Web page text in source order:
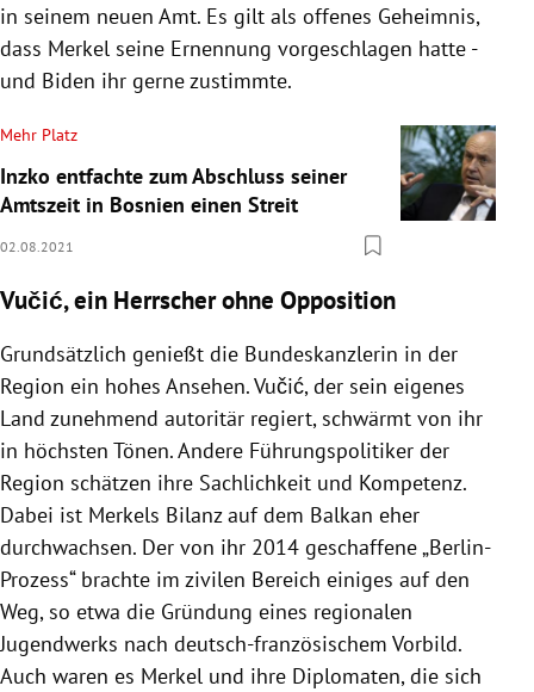
in seinem neuen Amt. Es gilt als offenes Geheimnis,
dass Merkel seine Ernennung vorgeschlagen hatte -
und Biden ihr gerne zustimmte.
Mehr Platz
Inzko entfachte zum Abschluss seiner
Amtszeit in Bosnien einen Streit
02.08.2021
Vučić, ein Herrscher ohne Opposition
Grundsätzlich genießt die Bundeskanzlerin in der
Region ein hohes Ansehen. Vučić, der sein eigenes
Land zunehmend autoritär regiert, schwärmt von ihr
in höchsten Tönen. Andere Führungspolitiker der
Region schätzen ihre Sachlichkeit und Kompetenz.
Dabei ist Merkels Bilanz auf dem Balkan eher
durchwachsen. Der von ihr 2014 geschaffene „Berlin-
Prozess“ brachte im zivilen Bereich einiges auf den
Weg, so etwa die Gründung eines regionalen
Jugendwerks nach deutsch-französischem Vorbild.
Auch waren es Merkel und ihre Diplomaten, die sich